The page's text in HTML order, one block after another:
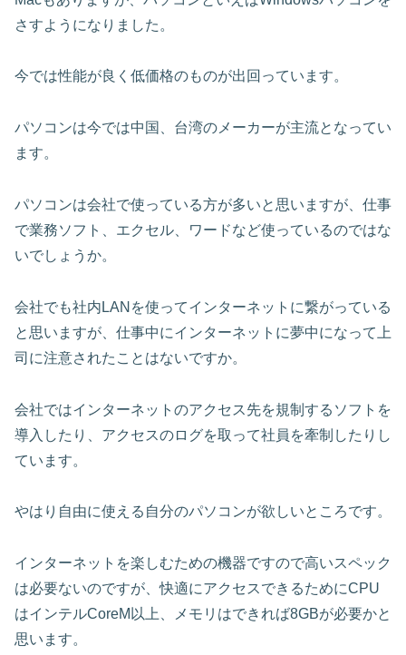
さすようになりました。
今では性能が良く低価格のものが出回っています。
パソコンは今では中国、台湾のメーカーが主流となってい
ます。
パソコンは会社で使っている方が多いと思いますが、仕事
で業務ソフト、エクセル、ワードなど使っているのではな
いでしょうか。
会社でも社内LANを使ってインターネットに繋がっている
と思いますが、仕事中にインターネットに夢中になって上
司に注意されたことはないですか。
会社ではインターネットのアクセス先を規制するソフトを
導入したり、アクセスのログを取って社員を牽制したりし
ています。
やはり自由に使える自分のパソコンが欲しいところです。
インターネットを楽しむための機器ですので高いスペック
は必要ないのですが、快適にアクセスできるためにCPU
はインテルCoreM以上、メモリはできれば8GBが必要かと
思います。